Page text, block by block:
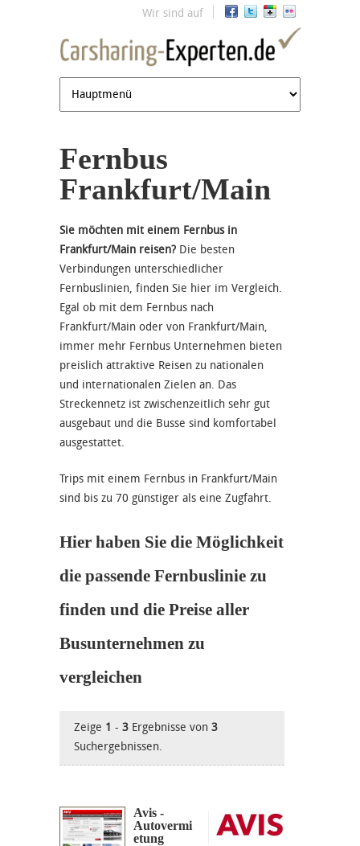
Jump to navigation
Wir sind auf
Fernbus
Frankfurt/Main
Sie möchten mit einem Fernbus in
Frankfurt/Main reisen? Die besten
Verbindungen unterschiedlicher
Fernbuslinien, finden Sie hier im Vergleich.
Egal ob mit dem Fernbus nach
Frankfurt/Main oder von Frankfurt/Main,
immer mehr Fernbus Unternehmen bieten
preislich attraktive Reisen zu nationalen
und internationalen Zielen an. Das
Streckennetz ist zwischenzeitlich sehr gut
ausgebaut und die Busse sind komfortabel
ausgestattet.
Trips mit einem Fernbus in Frankfurt/Main
sind bis zu 70 günstiger als eine Zugfahrt.
Hier haben Sie die Möglichkeit
die passende Fernbuslinie zu
finden und die Preise aller
Busunternehmen zu
vergleichen
Zeige 1 - 3 Ergebnisse von 3
Suchergebnissen.
Avis -
Autovermi
etung